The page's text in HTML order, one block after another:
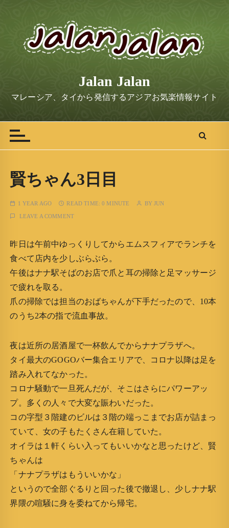
t
Jalan Jalan
マレーシア、タイから発信するアジアお気楽情報サイト
賢ちゃん3日目
1 YEAR AGO READ TIME:0 MINUTE BYJUN
LEAVE A COMMENT
昨日は午前中ゆっくりしてからエムスフィアでランチを
食べて店内を少しぶらぶら。
午後はナナ駅そばのお店で爪と耳の掃除と足マッサージ
で疲れを取る。
爪の掃除では担当のおばちゃんが下手だったので、10本
のうち2本の指で流血事故。
夜は近所の居酒屋で一杯飲んでからナナプラザへ。
タイ最大のGOGOバー集合エリアで、コロナ以降は足を
踏み入れてなかった。
コロナ騒動で一旦死んだが、そこはさらにパワーアッ
プ。多くの人々で大変な賑わいだった。
コの字型３階建のビルは３階の端っこまでお店が詰まっ
ていて、女の子もたくさん在籍していた。
オイラは１軒くらい入ってもいいかなと思ったけど、賢
ちゃんは
「ナナプラザはもういいかな」
というので全部ぐるりと回った後で撤退し、少しナナ駅
界隈の喧騒に身を委ねてから帰宅。